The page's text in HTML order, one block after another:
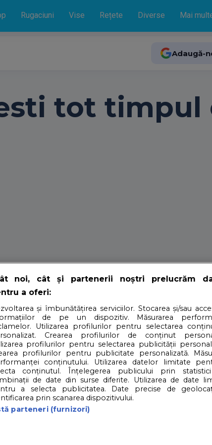
Rugaciuni Vise Rețete Diverse Mai
Adaugă-
tot timpul
care esti tot
stors de vlaga cand ajungi acasa?
Depositphotos.com Partener:
personal Politica cookies
noi, cât și partenerii noștri prelucrăm
a oferi:
și îmbunătățirea serviciilor. Stocarea și/sau
de pe un dispozitiv. Măsurarea
Utilizarea profilurilor pentru selectarea
Crearea profilurilor de conținut
profilurilor pentru selectarea publicității
profilurilor pentru publicitate personalizată.
conținutului. Utilizarea datelor limitate
conținutul. Înțelegerea publicului prin
de date din surse diferite. Utilizarea de date
a selecta publicitatea. Date precise de
prin scanarea dispozitivului.
parteneri (furnizori)